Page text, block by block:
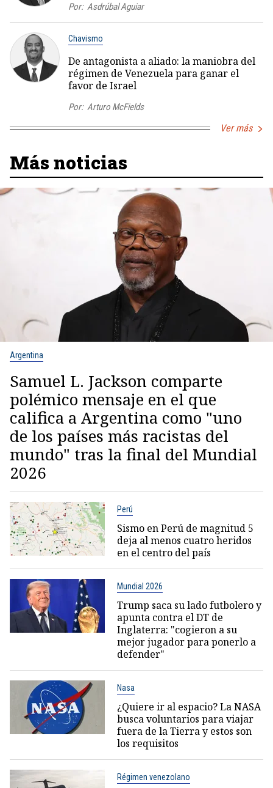
Por: Asdrúbal Aguiar
Chavismo
De antagonista a aliado: la maniobra del
régimen de Venezuela para ganar el
favor de Israel
Por: Arturo McFields
Ver más
Más noticias
Argentina
Samuel L. Jackson comparte
polémico mensaje en el que
califica a Argentina como "uno
de los países más racistas del
mundo" tras la final del Mundial
2026
Perú
Sismo en Perú de magnitud 5
deja al menos cuatro heridos
en el centro del país
Mundial 2026
Trump saca su lado futbolero y
apunta contra el DT de
Inglaterra: "cogieron a su
mejor jugador para ponerlo a
defender"
Nasa
¿Quiere ir al espacio? La NASA
busca voluntarios para viajar
fuera de la Tierra y estos son
los requisitos
Régimen venezolano